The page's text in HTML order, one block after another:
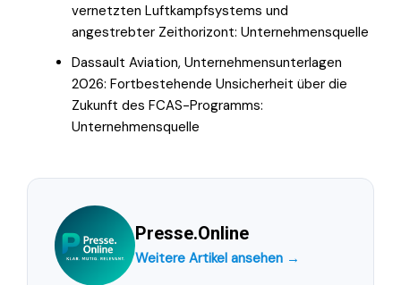
vernetzten Luftkampfsystems und
angestrebter Zeithorizont: Unternehmensquelle
Dassault Aviation, Unternehmensunterlagen
2026: Fortbestehende Unsicherheit über die
Zukunft des FCAS-Programms:
Unternehmensquelle
Presse.Online
Weitere Artikel ansehen →